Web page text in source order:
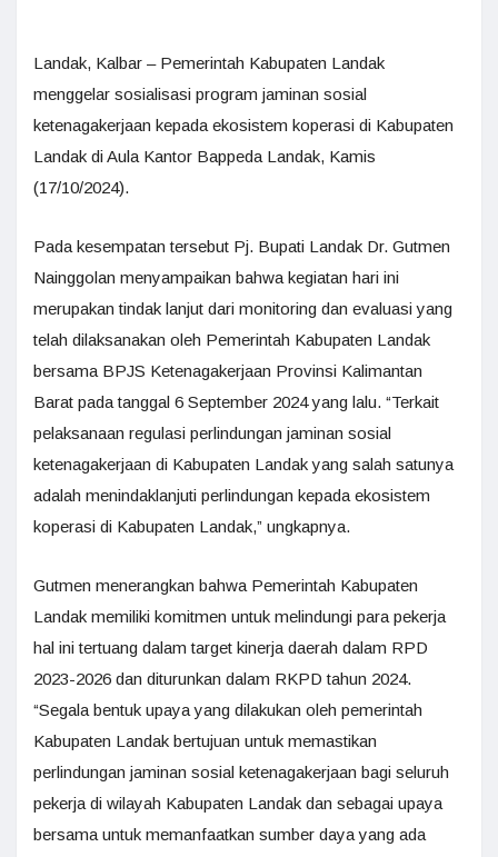
Landak, Kalbar – Pemerintah Kabupaten Landak
menggelar sosialisasi program jaminan sosial
ketenagakerjaan kepada ekosistem koperasi di Kabupaten
Landak di Aula Kantor Bappeda Landak, Kamis
(17/10/2024).
Pada kesempatan tersebut Pj. Bupati Landak Dr. Gutmen
Nainggolan menyampaikan bahwa kegiatan hari ini
merupakan tindak lanjut dari monitoring dan evaluasi yang
telah dilaksanakan oleh Pemerintah Kabupaten Landak
bersama BPJS Ketenagakerjaan Provinsi Kalimantan
Barat pada tanggal 6 September 2024 yang lalu. “Terkait
pelaksanaan regulasi perlindungan jaminan sosial
ketenagakerjaan di Kabupaten Landak yang salah satunya
adalah menindaklanjuti perlindungan kepada ekosistem
koperasi di Kabupaten Landak,” ungkapnya.
Gutmen menerangkan bahwa Pemerintah Kabupaten
Landak memiliki komitmen untuk melindungi para pekerja
hal ini tertuang dalam target kinerja daerah dalam RPD
2023-2026 dan diturunkan dalam RKPD tahun 2024.
“Segala bentuk upaya yang dilakukan oleh pemerintah
Kabupaten Landak bertujuan untuk memastikan
perlindungan jaminan sosial ketenagakerjaan bagi seluruh
pekerja di wilayah Kabupaten Landak dan sebagai upaya
bersama untuk memanfaatkan sumber daya yang ada